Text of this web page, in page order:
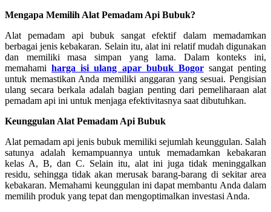
Mengapa Memilih Alat Pemadam Api Bubuk?
Alat pemadam api bubuk sangat efektif dalam memadamkan
berbagai jenis kebakaran. Selain itu, alat ini relatif mudah digunakan
dan memiliki masa simpan yang lama. Dalam konteks ini,
memahamiharga isi ulang apar bubuk Bogorsangat penting
untuk memastikan Anda memiliki anggaran yang sesuai. Pengisian
ulang secara berkala adalah bagian penting dari pemeliharaan alat
pemadam api ini untuk menjaga efektivitasnya saat dibutuhkan.
Keunggulan Alat Pemadam Api Bubuk
Alat pemadam api jenis bubuk memiliki sejumlah keunggulan. Salah
satunya adalah kemampuannya untuk memadamkan kebakaran
kelas A, B, dan C. Selain itu, alat ini juga tidak meninggalkan
residu, sehingga tidak akan merusak barang-barang di sekitar area
kebakaran. Memahami keunggulan ini dapat membantu Anda dalam
memilih produk yang tepat dan mengoptimalkan investasi Anda.